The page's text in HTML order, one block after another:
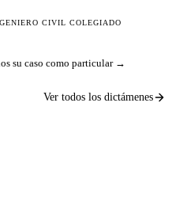
CIVIL COLEGIADO
su caso como particular →
Ver todos los dictámenes